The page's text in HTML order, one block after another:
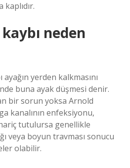
neden
yerden kalkmasını
buna ayak düşmesi denir.
bir sorun yoksa Arnold
kanalının enfeksiyonu,
tutulursa genellikle
veya boyun travması sonucu
olabilir.